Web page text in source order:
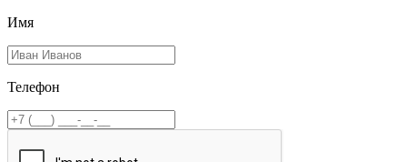
Имя
Телефон